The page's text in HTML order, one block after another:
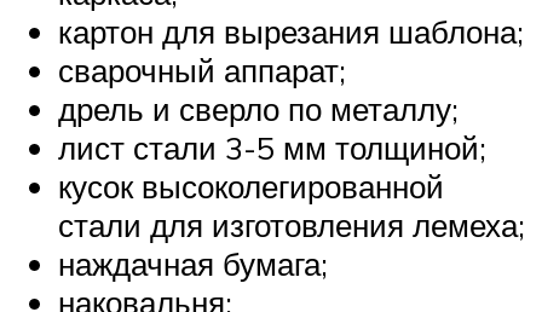
картон для вырезания шаблона;
сварочный аппарат;
дрель и сверло по металлу;
лист стали 3-5 мм толщиной;
кусок высоколегированной
стали для изготовления лемеха;
наждачная бумага;
наковальня;